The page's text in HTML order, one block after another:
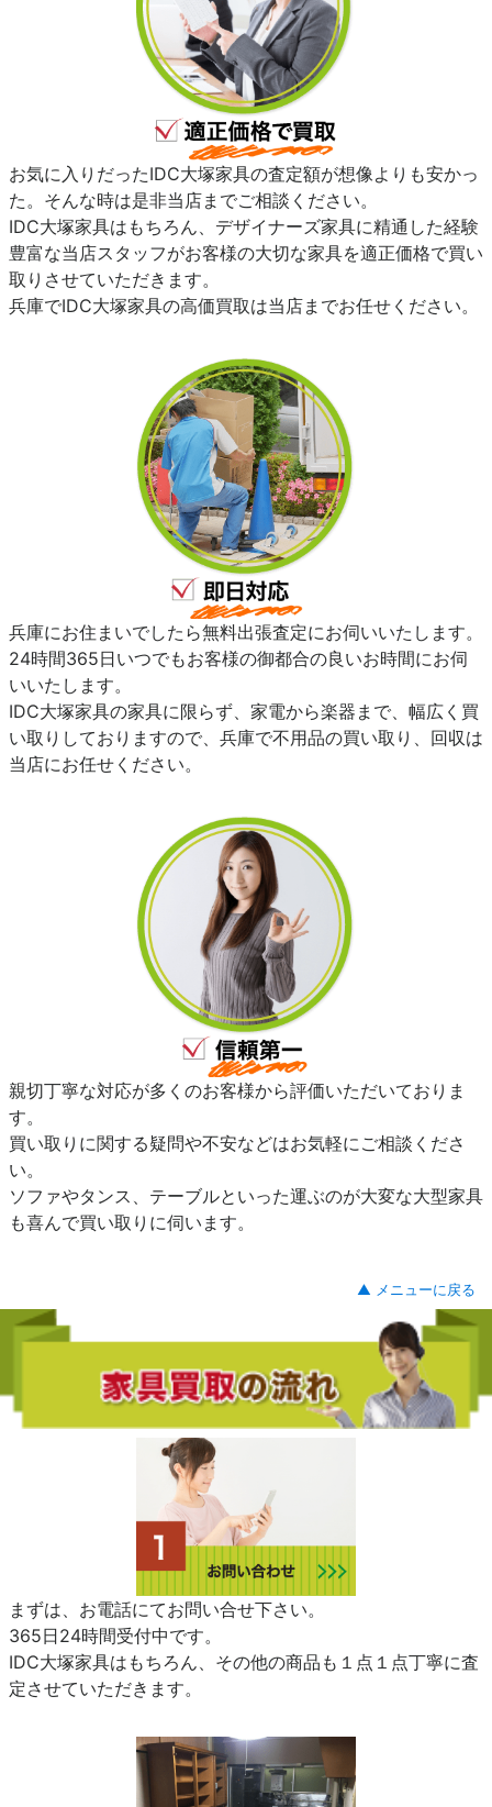
お気に入りだったIDC大塚家具の査定額が想像よりも安かっ
た。そんな時は是非当店までご相談ください。
IDC大塚家具はもちろん、デザイナーズ家具に精通した経験
豊富な当店スタッフがお客様の大切な家具を適正価格で買い
取りさせていただきます。
兵庫でIDC大塚家具の高価買取は当店までお任せください。
兵庫にお住まいでしたら無料出張査定にお伺いいたします。
24時間365日いつでもお客様の御都合の良いお時間にお伺
いいたします。
IDC大塚家具の家具に限らず、家電から楽器まで、幅広く買
い取りしておりますので、兵庫で不用品の買い取り、回収は
当店にお任せください。
親切丁寧な対応が多くのお客様から評価いただいておりま
す。
買い取りに関する疑問や不安などはお気軽にご相談くださ
い。
ソファやタンス、テーブルといった運ぶのが大変な大型家具
も喜んで買い取りに伺います。
▲ メニューに戻る
まずは、お電話にてお問い合せ下さい。
365日24時間受付中です。
IDC大塚家具はもちろん、その他の商品も１点１点丁寧に査
定させていただきます。